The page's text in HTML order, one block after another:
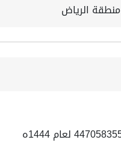
منطقة الرياض